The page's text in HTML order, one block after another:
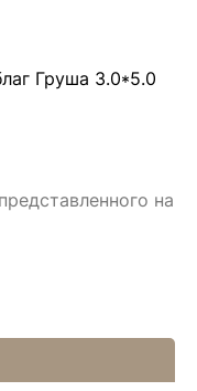
Груша 3.0*5.0
на